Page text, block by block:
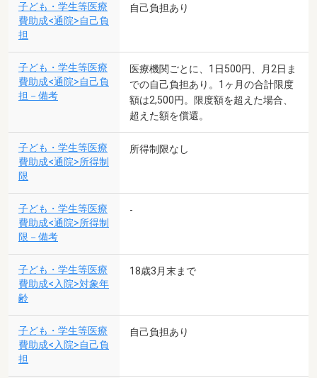
子ども・学生等医療
費助成<通院>自己負
担
自己負担あり
子ども・学生等医療
費助成<通院>自己負
担－備考
医療機関ごとに、1日500円、月2日ま
での自己負担あり。1ヶ月の合計限度
額は2,500円。限度額を超えた場合、
超えた額を償還。
子ども・学生等医療
費助成<通院>所得制
限
所得制限なし
子ども・学生等医療
費助成<通院>所得制
限－備考
-
子ども・学生等医療
費助成<入院>対象年
齢
18歳3月末まで
子ども・学生等医療
費助成<入院>自己負
担
自己負担あり